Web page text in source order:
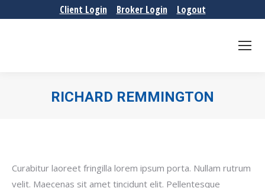
Client Login Broker Login Logout
RICHARD REMMINGTON
Curabitur laoreet fringilla lorem ipsum porta. Nullam rutrum
velit. Maecenas sit amet tincidunt elit. Pellentesque